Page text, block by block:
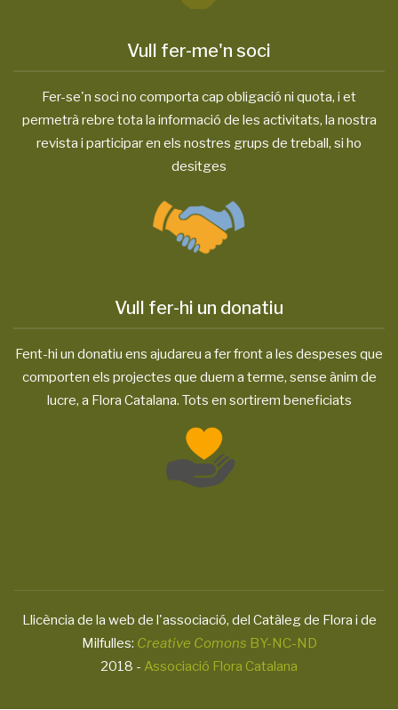
Vull fer-me'n soci
Fer-se'n soci no comporta cap obligació ni quota, i et
permetrà rebre tota la informació de les activitats, la nostra
revista i participar en els nostres grups de treball, si ho
desitges
Vull fer-hi un donatiu
Fent-hi un donatiu ens ajudareu a fer front a les despeses que
comporten els projectes que duem a terme, sense ànim de
lucre, a Flora Catalana. Tots en sortirem beneficiats
Llicència de la web de l'associació, del Catàleg de Flora i de
Milfulles: Creative Comons BY-NC-ND
2018 - Associació Flora Catalana